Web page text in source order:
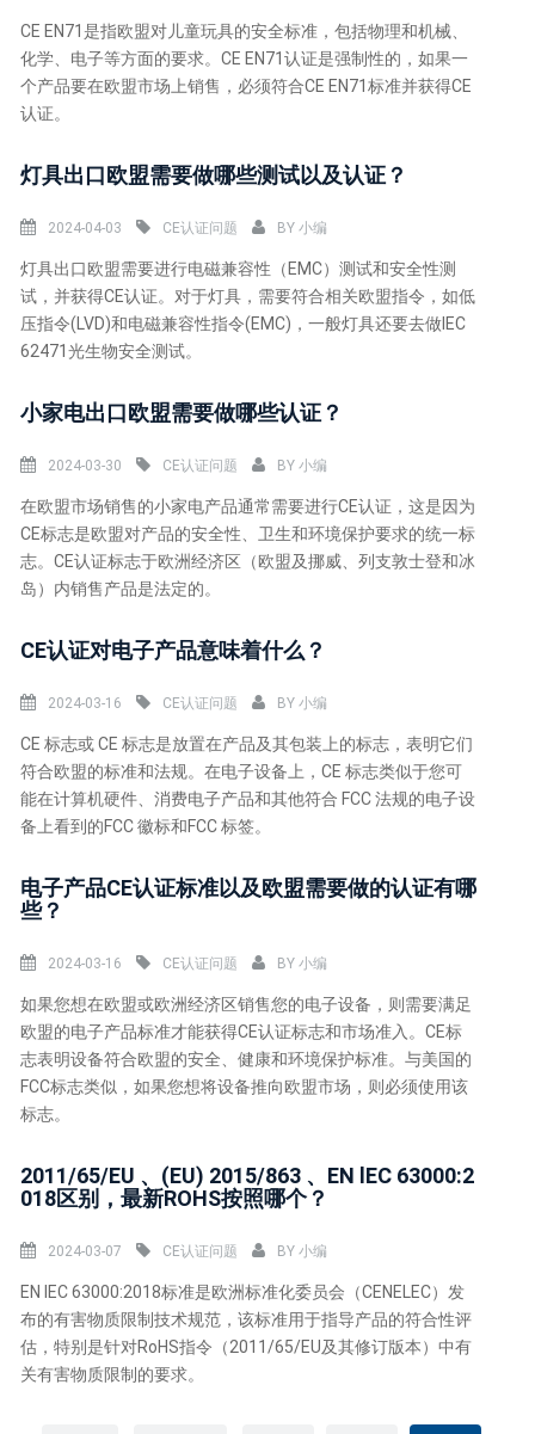
CE EN71是指欧盟对儿童玩具的安全标准，包括物理和机械、
化学、电子等方面的要求。CE EN71认证是强制性的，如果一
个产品要在欧盟市场上销售，必须符合CE EN71标准并获得CE
认证。
灯具出口欧盟需要做哪些测试以及认证？
2024-04-03 CE认证问题 BY小编
灯具出口欧盟需要进行电磁兼容性（EMC）测试和安全性测
试，并获得CE认证。对于灯具，需要符合相关欧盟指令，如低
压指令(LVD)和电磁兼容性指令(EMC)，一般灯具还要去做IEC
62471光生物安全测试。
小家电出口欧盟需要做哪些认证？
2024-03-30 CE认证问题 BY小编
在欧盟市场销售的小家电产品通常需要进行CE认证，这是因为
CE标志是欧盟对产品的安全性、卫生和环境保护要求的统一标
志。CE认证标志于欧洲经济区（欧盟及挪威、列支敦士登和冰
岛）内销售产品是法定的。
CE认证对电子产品意味着什么？
2024-03-16 CE认证问题 BY小编
CE 标志或 CE 标志是放置在产品及其包装上的标志，表明它们
符合欧盟的标准和法规。在电子设备上，CE 标志类似于您可
能在计算机硬件、消费电子产品和其他符合 FCC 法规的电子设
备上看到的FCC 徽标和FCC 标签。
电子产品CE认证标准以及欧盟需要做的认证有哪
些？
2024-03-16 CE认证问题 BY小编
如果您想在欧盟或欧洲经济区销售您的电子设备，则需要满足
欧盟的电子产品标准才能获得CE认证标志和市场准入。CE标
志表明设备符合欧盟的安全、健康和环境保护标准。与美国的
FCC标志类似，如果您想将设备推向欧盟市场，则必须使用该
标志。
2011/65/EU 、(EU) 2015/863 、EN lEC 63000:2
018区别，最新ROHS按照哪个？
2024-03-07 CE认证问题 BY小编
EN IEC 63000:2018标准是欧洲标准化委员会（CENELEC）发
布的有害物质限制技术规范，该标准用于指导产品的符合性评
估，特别是针对RoHS指令（2011/65/EU及其修订版本）中有
关有害物质限制的要求。